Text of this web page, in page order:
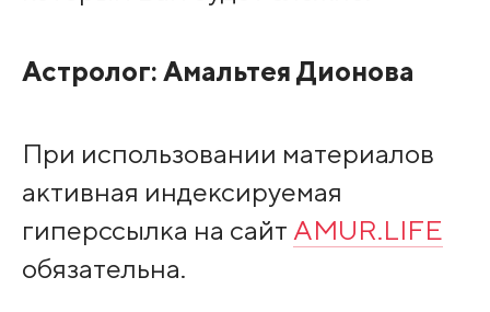
Астролог: Амальтея Дионова
При использовании материалов
активная индексируемая
гиперссылка на сайт AMUR.LIFE
обязательна.